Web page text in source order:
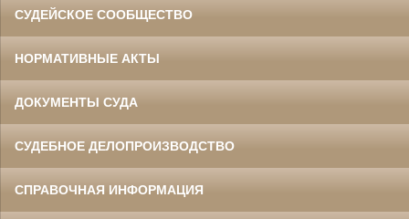
СУДЕЙСКОЕ СООБЩЕСТВО
НОРМАТИВНЫЕ АКТЫ
ДОКУМЕНТЫ СУДА
СУДЕБНОЕ ДЕЛОПРОИЗВОДСТВО
СПРАВОЧНАЯ ИНФОРМАЦИЯ